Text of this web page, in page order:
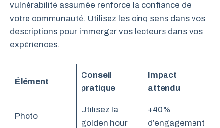
vulnérabilité assumée renforce la confiance de
votre communauté. Utilisez les cinq sens dans vos
descriptions pour immerger vos lecteurs dans vos
expériences.
Élément
Conseil
pratique
Impact
attendu
Photo
Utilisez la
golden hour
+40%
d’engagement